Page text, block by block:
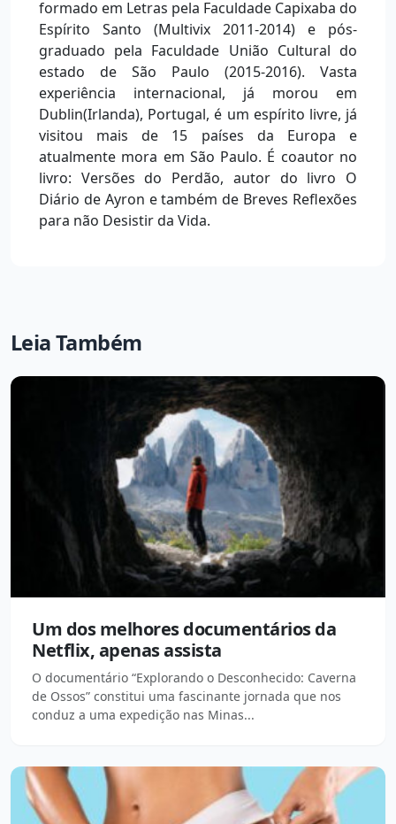
formado em Letras pela Faculdade Capixaba do
Espírito Santo (Multivix 2011-2014) e pós-
graduado pela Faculdade União Cultural do
estado de São Paulo (2015-2016). Vasta
experiência internacional, já morou em
Dublin(Irlanda), Portugal, é um espírito livre, já
visitou mais de 15 países da Europa e
atualmente mora em São Paulo. É coautor no
livro: Versões do Perdão, autor do livro O
Diário de Ayron e também de Breves Reflexões
para não Desistir da Vida.
Leia Também
Um dos melhores documentários da
Netflix, apenas assista
O documentário “Explorando o Desconhecido: Caverna
de Ossos” constitui uma fascinante jornada que nos
conduz a uma expedição nas Minas...